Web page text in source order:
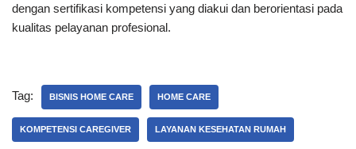
dengan sertifikasi kompetensi yang diakui dan berorientasi pada
kualitas pelayanan profesional.
Tag: BISNIS HOME CARE HOME CARE
KOMPETENSI CAREGIVER LAYANAN KESEHATAN RUMAH